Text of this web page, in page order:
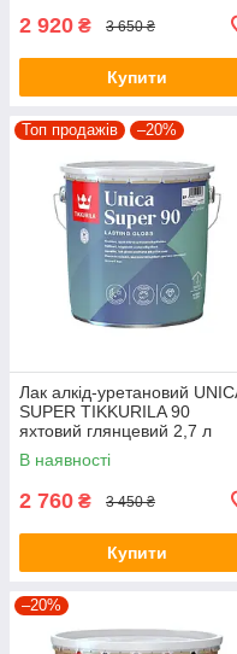
2 920 ₴ 3 650 ₴
Купити
Топ продажів –20%
Лак алкід-уретановий
SUPER TIKKURILA 90
яхтовий глянцевий 2,7 л
В наявності
2 760 ₴ 3 450 ₴
Купити
–20%